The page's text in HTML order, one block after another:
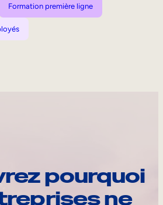
Formation première ligne
pourquoi
ne